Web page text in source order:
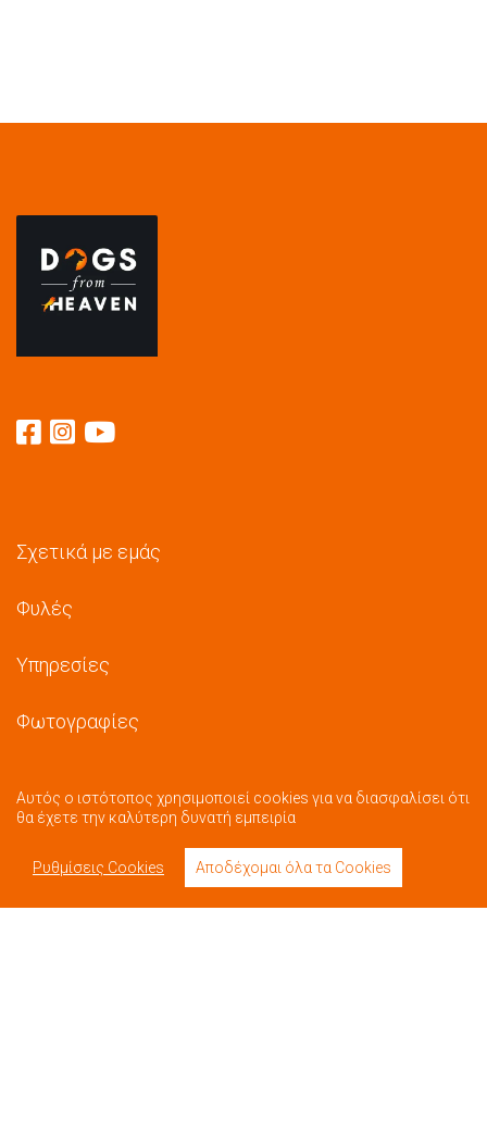
Σχετικά με εμάς
Φυλές
Υπηρεσίες
Φωτογραφίες
Αυτός ο ιστότοπος χρησιμοποιεί cookies για να διασφαλίσει ότι
θα έχετε την καλύτερη δυνατή εμπειρία
Ρυθμίσεις Cookies Αποδέχομαι όλα τα Cookies